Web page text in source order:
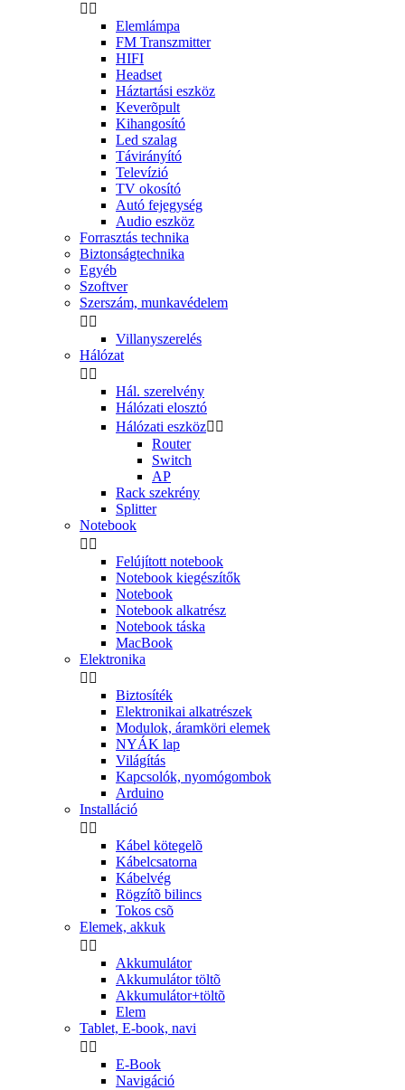
 
Elemlámpa
FM Transzmitter
HIFI
Headset
Háztartási eszköz
Keverõpult
Kihangosító
Led szalag
Távirányító
Televízió
TV okosító
Autó fejegység
Audio eszköz
Forrasztás technika
Biztonságtechnika
Egyéb
Szoftver
Szerszám, munkavédelem
 
Villanyszerelés
Hálózat
 
Hál. szerelvény
Hálózati elosztó
Hálózati eszköz 
Router
Switch
AP
Rack szekrény
Splitter
Notebook
 
Felújított notebook
Notebook kiegészítők
Notebook
Notebook alkatrész
Notebook táska
MacBook
Elektronika
 
Biztosíték
Elektronikai alkatrészek
Modulok, áramköri elemek
NYÁK lap
Világítás
Kapcsolók, nyomógombok
Arduino
Installáció
 
Kábel kötegelõ
Kábelcsatorna
Kábelvég
Rögzítõ bilincs
Tokos csõ
Elemek, akkuk
 
Akkumulátor
Akkumulátor töltõ
Akkumulátor+töltõ
Elem
Tablet, E-book, navi
 
E-Book
Navigáció